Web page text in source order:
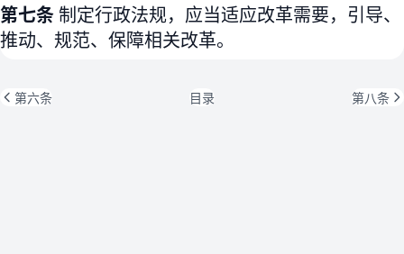
第七条制定行政法规，应当适应改革需要，引导、
推动、规范、保障相关改革。
第六条 目录 第八条